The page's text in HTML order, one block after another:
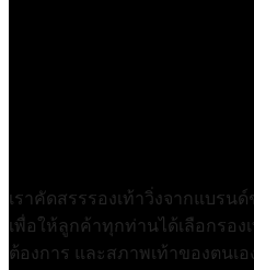
เราคัดสรรรองเท้าวิ่งจากแบร
เพื่อให้ลูกค้าทุกท่านได้เลือกรอง
ต้องการ และสภาพเท้าของตนเอ